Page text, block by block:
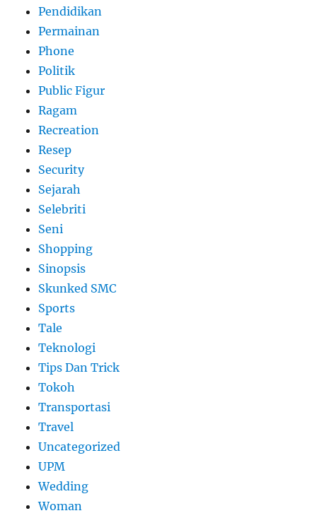
Pendidikan
Permainan
Phone
Politik
Public Figur
Ragam
Recreation
Resep
Security
Sejarah
Selebriti
Seni
Shopping
Sinopsis
Skunked SMC
Sports
Tale
Teknologi
Tips Dan Trick
Tokoh
Transportasi
Travel
Uncategorized
UPM
Wedding
Woman